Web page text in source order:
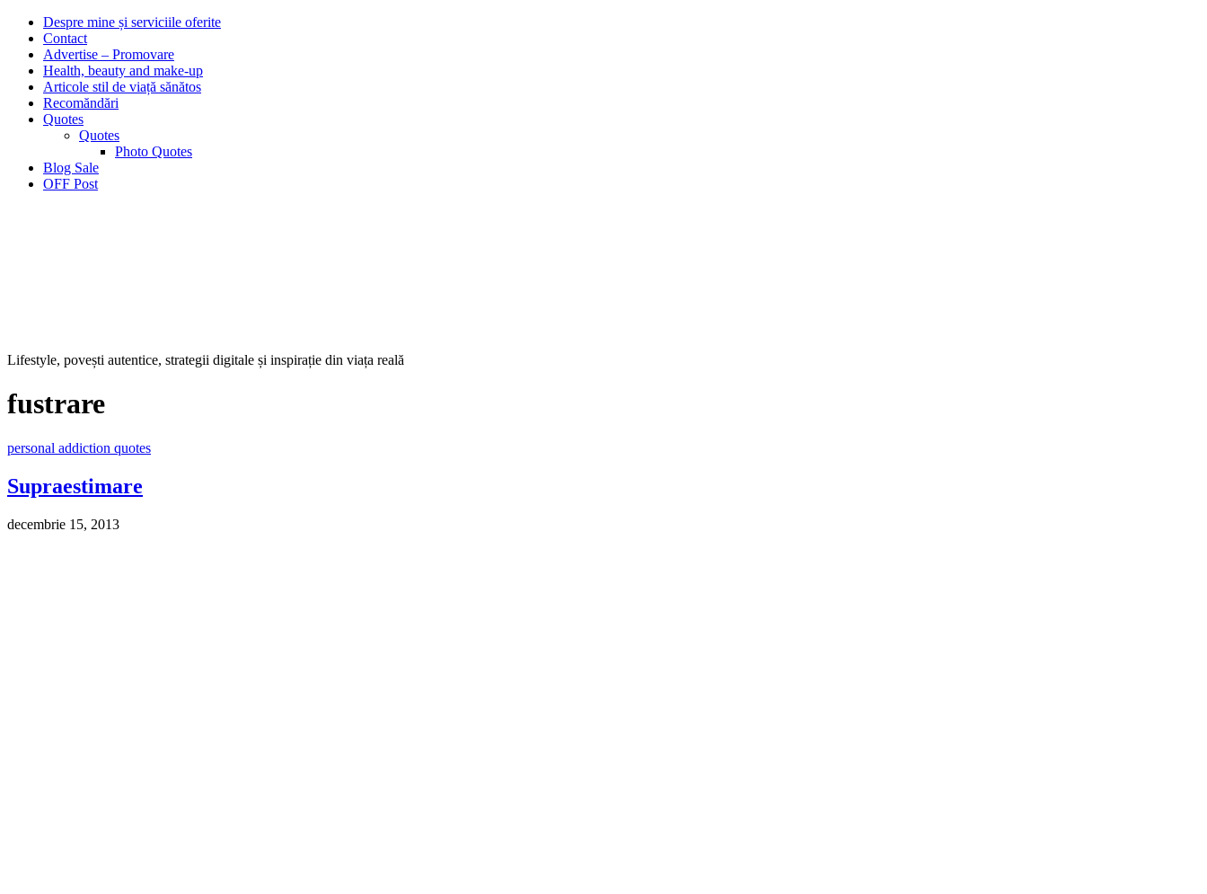
Despre mine și serviciile oferite
Contact
Advertise – Promovare
Health, beauty and make-up
Articole stil de viață sănătos
Recomăndări
Quotes
Quotes
Photo Quotes
Blog Sale
OFF Post
Lifestyle, povești autentice, strategii digitale și inspirație din viața reală
fustrare
personal addiction quotes
Supraestimare
decembrie 15, 2013